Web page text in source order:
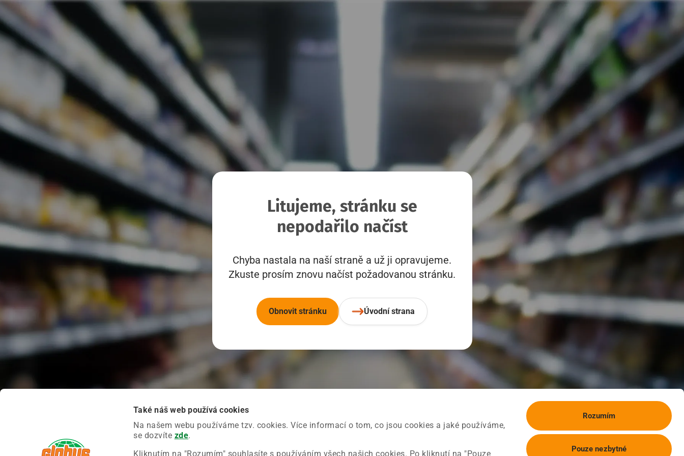
Také náš web používá cookies
Na našem webu používáme tzv. cookies. Více informací o tom, co jsou cookies a jaké používáme,
se dozvíte zde.
Kliknutím na "Rozumím" souhlasíte s používáním všech našich cookies. Po kliknutí na "Pouze
Rozumím
Pouze nezbytné
Litujeme, stránku se
nepodařilo načíst
Chyba nastala na naší straně a už ji opravujeme.
Zkuste prosím znovu načíst požadovanou stránku.
Obnovit stránku Úvodní strana